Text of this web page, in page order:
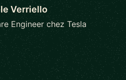
Verriello
Engineer chez Tesla